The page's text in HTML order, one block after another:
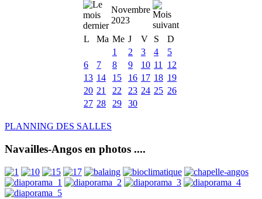
Novembre
2023
L
Ma Me J V S
D
1
2 3 4
5
6
7 8 9 10 11
12
13 14 15 16 17 18 19
20 21 22 23 24 25 26
27 28 29 30
PLANNING DES SALLES
Navailles-Angos en photos ....